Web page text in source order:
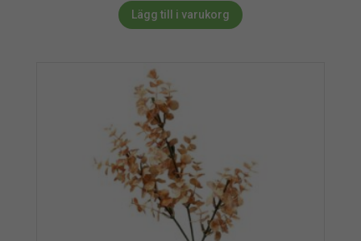
Lägg till i varukorg